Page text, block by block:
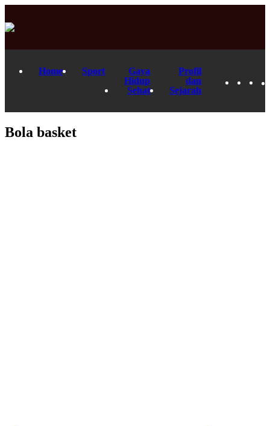
Home Sport
Gaya
Hidup
Sehat
Profil
dan
Sejarah
Bola basket